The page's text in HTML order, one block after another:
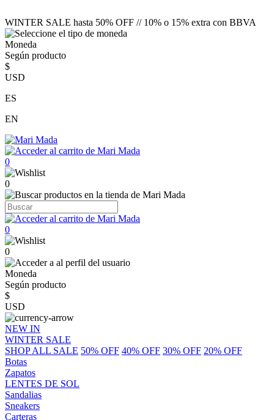
WINTER SALE hasta 50% OFF // 10% o 15% extra con BBVA
Moneda
Según producto
$
USD
ES
EN
0
0
0
0
Moneda
Según producto
$
USD
NEW IN
WINTER SALE
SHOP ALL SALE 50% OFF 40% OFF 30% OFF 20% OFF
Botas
Zapatos
LENTES DE SOL
Sandalias
Sneakers
Carteras